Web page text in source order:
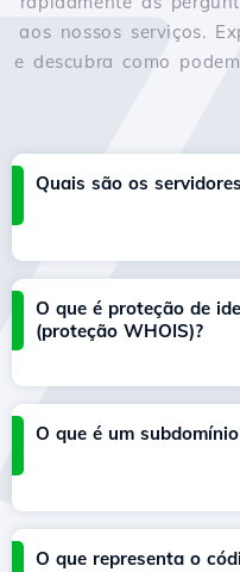
aos nossos serviços.
e descubra como
Quais são os
O que é proteção de
(proteção WHOIS)?
O que é um
O que representa o